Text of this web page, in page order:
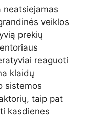
neatsiejamas
veiklos
prekių
reaguoti
klaidų
sistemos
taip pat
kasdienes